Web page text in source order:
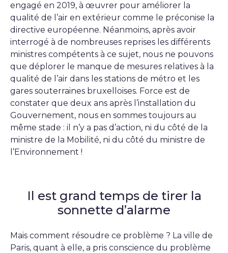
engagé en 2019, à œuvrer pour améliorer la
qualité de l’air en extérieur comme le préconise la
directive européenne. Néanmoins, après avoir
interrogé à de nombreuses reprises les différents
ministres compétents à ce sujet, nous ne pouvons
que déplorer le manque de mesures relatives à la
qualité de l’air dans les stations de métro et les
gares souterraines bruxelloises. Force est de
constater que deux ans après l’installation du
Gouvernement, nous en sommes toujours au
même stade : il n’y a pas d’action, ni du côté de la
ministre de la Mobilité, ni du côté du ministre de
l’Environnement !
Il est grand temps de tirer la
sonnette d’alarme
Mais comment résoudre ce problème ? La ville de
Paris, quant à elle, a pris conscience du problème